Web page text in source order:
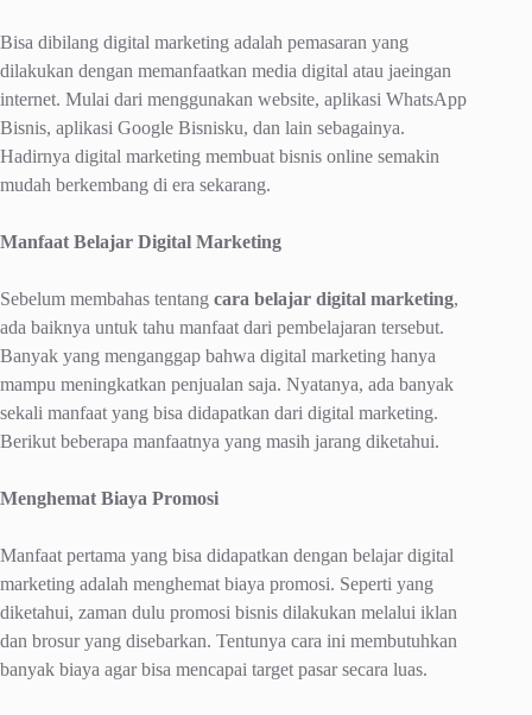
Bisa dibilang digital marketing adalah pemasaran yang
dilakukan dengan memanfaatkan media digital atau jaeingan
internet. Mulai dari menggunakan website, aplikasi WhatsApp
Bisnis, aplikasi Google Bisnisku, dan lain sebagainya.
Hadirnya digital marketing membuat bisnis online semakin
mudah berkembang di era sekarang.
Manfaat Belajar Digital Marketing
Sebelum membahas tentang cara belajar digital marketing,
ada baiknya untuk tahu manfaat dari pembelajaran tersebut.
Banyak yang menganggap bahwa digital marketing hanya
mampu meningkatkan penjualan saja. Nyatanya, ada banyak
sekali manfaat yang bisa didapatkan dari digital marketing.
Berikut beberapa manfaatnya yang masih jarang diketahui.
Menghemat Biaya Promosi
Manfaat pertama yang bisa didapatkan dengan belajar digital
marketing adalah menghemat biaya promosi. Seperti yang
diketahui, zaman dulu promosi bisnis dilakukan melalui iklan
dan brosur yang disebarkan. Tentunya cara ini membutuhkan
banyak biaya agar bisa mencapai target pasar secara luas.